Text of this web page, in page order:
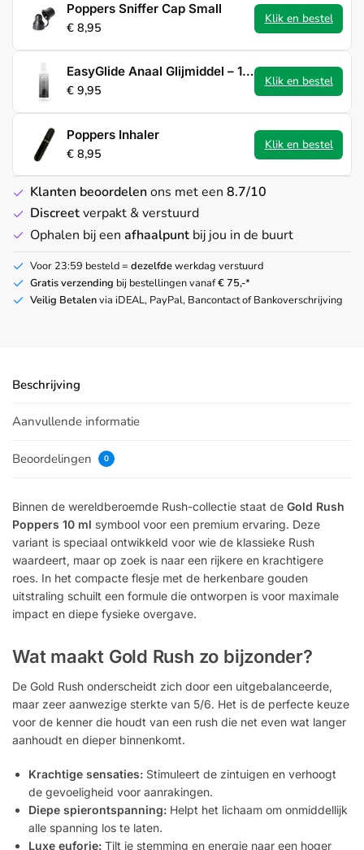
Poppers Sniffer Cap Small
€8,95
Klik en bestel
EasyGlide Anaal Glijmiddel – 150 ml
€9,95
Klik en bestel
Poppers Inhaler
€8,95
Klik en bestel
Klanten beoordelenons met een 8.7/10
Discreetverpakt & verstuurd
Ophalen bij een afhaalpunt bij jou in de buurt
Voor 23:59 besteld = dezelfdewerkdag verstuurd
Gratis verzending bij bestellingen vanaf€ 75,-*
Veilig Betalenvia iDEAL, PayPal, Bancontact of Bankoverschrijving
Beschrijving
Aanvullende informatie
Beoordelingen 0
Binnen de wereldberoemde Rush-collectie staat de Gold Rush
Poppers 10 ml symbool voor een premium ervaring. Deze
variant is speciaal ontwikkeld voor wie de klassieke Rush
waardeert, maar op zoek is naar een rijkere en krachtigere
roes. In het compacte flesje met de herkenbare gouden
uitstraling schuilt een formule die ontworpen is voor maximale
impact en diepe fysieke overgave.
Wat maakt Gold Rush zo bijzonder?
De Gold Rush onderscheidt zich door een uitgebalanceerde,
maar zeer aanwezige sterkte van 5/6. Het is de perfecte keuze
voor de kenner die houdt van een rush die net even wat langer
aanhoudt en dieper binnenkomt.
Krachtige sensaties: Stimuleert de zintuigen en verhoogt
de gevoeligheid voor aanrakingen.
Diepe spierontspanning: Helpt het lichaam om onmiddellijk
alle spanning los te laten.
Luxe euforie: Tilt je stemming en energie naar een hoger